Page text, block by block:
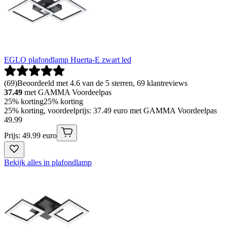
EGLO plafondlamp Huerta-E zwart led
(69)Beoordeeld met 4.6 van de 5 sterren, 69 klantreviews
37.49 met GAMMA Voordeelpas
25% korting25% korting
25% korting, voordeelprijs: 37.49 euro met GAMMA Voordeelpas
49.99
Prijs: 49.99 euro
Bekijk alles in plafondlamp